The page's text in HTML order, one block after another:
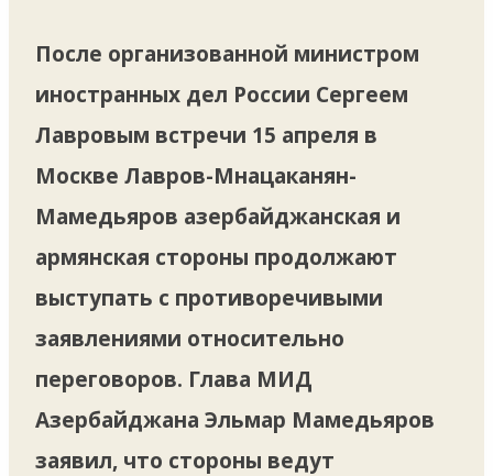
После организованной министром
иностранных дел России Сергеем
Лавровым встречи 15 апреля в
Москве Лавров-Мнацаканян-
Мамедьяров азербайджанская и
армянская стороны продолжают
выступать с противоречивыми
заявлениями относительно
переговоров. Глава МИД
Азербайджана Эльмар Мамедьяров
заявил, что стороны ведут